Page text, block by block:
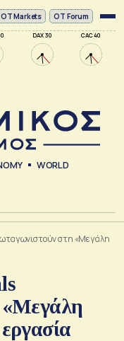
DAX 30 CAC 40
ΟΤ Markets OT Forum
WORLD
στη «Μεγάλη
«Μεγάλη